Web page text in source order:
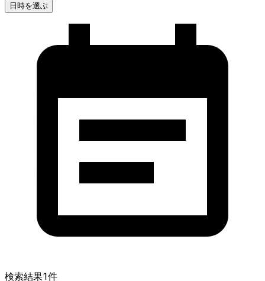
日時を選ぶ
検索結果1件